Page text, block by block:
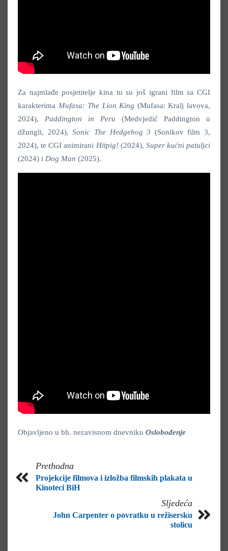
Za najmlađe posjetitelje kina tu su još igrani film sa CGI
karakterima Mufasa: The Lion King (Mufasa: Kralj lavova,
2024), Paddington in Peru (Medvjedić Paddington u
džungli, 2024),Sonic The Hedgehog 3 (Sonikov film 3,
2024), te CGI animirani Hitpig!(2024), Super kućni patuljci
(2024) i Dog Man (2025).
Objavljeno u bh. nezavisnom dnevniku Oslobođenje
Prethodna
Projekcije filmova i izložba filmskih plakata u
Kinoteci BiH
Sljedeća
John Carpenter o povratku u režisersku
stolicu